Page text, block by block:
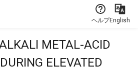
ヘルプEnglish
METAL-ACID
ELEVATED